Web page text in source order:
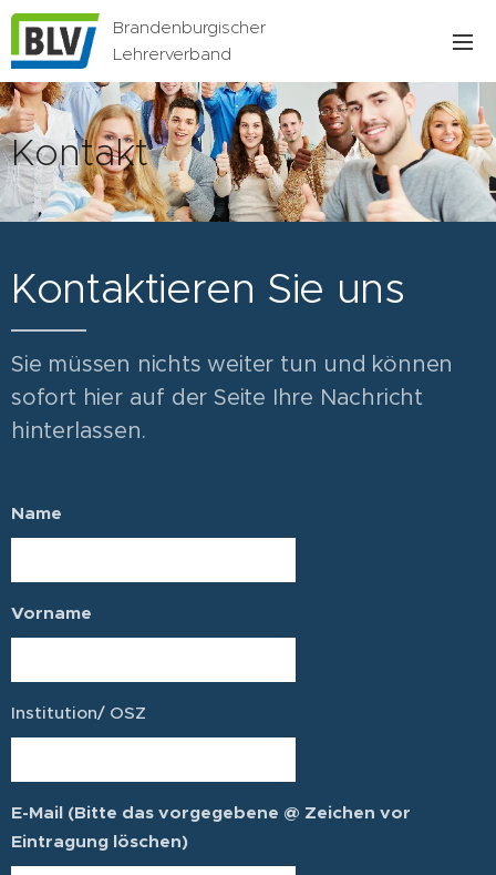
Brandenburgischer
Lehrerverband
Kontakt
Kontaktieren Sie uns
Sie müssen nichts weiter tun und können
sofort hier auf der Seite Ihre Nachricht
hinterlassen.
Name
Vorname
Institution/ OSZ
E-Mail (Bitte das vorgegebene @ Zeichen vor
Eintragung löschen)